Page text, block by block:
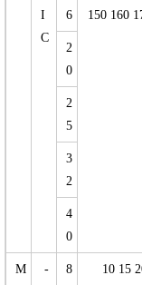
I
C
6
150 160
2
0
2
5
3
2
4
0
M
- 8 10 15